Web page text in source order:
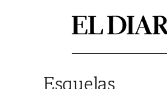
Esquelas